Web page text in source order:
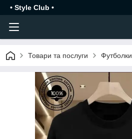
• Style Club •
Товари та послуги Футболки